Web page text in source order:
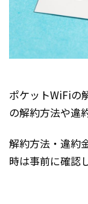
ポケットWiFiの
の解約方法や違
解約方法・違約
時は事前に確認